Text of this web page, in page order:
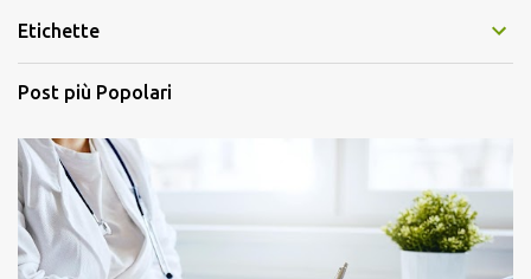
Etichette
Post più Popolari